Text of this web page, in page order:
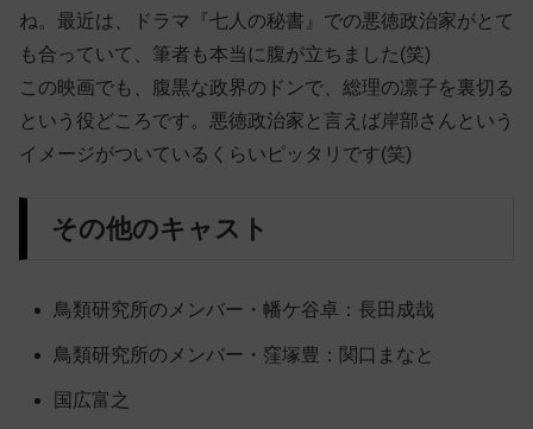
ね。最近は、ドラマ『七人の秘書』での悪徳政治家がとて
も合っていて、筆者も本当に腹が立ちました(笑)
この映画でも、腹黒な政界のドンで、総理の凛子を裏切る
という役どころです。悪徳政治家と言えば岸部さんという
イメージがついているくらいピッタリです(笑)
その他のキャスト
鳥類研究所のメンバー・幡ケ谷卓：長田成哉
鳥類研究所のメンバー・窪塚豊：関口まなと
国広富之